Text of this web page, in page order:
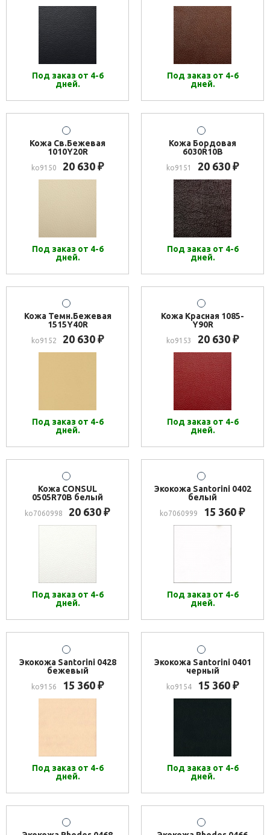
Под заказ от 4-6
дней.
Под заказ от 4-6
дней.
Кожа Св.Бежевая
1010Y20R
ko9150 20 630 ₽
Под заказ от 4-6
дней.
Кожа Бордовая
6030R10B
ko9151 20 630 ₽
Под заказ от 4-6
дней.
Кожа Темн.Бежевая
1515Y40R
ko9152 20 630 ₽
Под заказ от 4-6
дней.
Кожа Красная 1085-
Y90R
ko9153 20 630 ₽
Под заказ от 4-6
дней.
Кожа CONSUL
0505R70B белый
ko7060998 20 630 ₽
Под заказ от 4-6
дней.
Экокожа Santorini 0402
белый
ko7060999 15 360 ₽
Под заказ от 4-6
дней.
Экокожа Santorini 0428
бежевый
ko9156 15 360 ₽
Под заказ от 4-6
дней.
Экокожа Santorini 0401
черный
ko9154 15 360 ₽
Под заказ от 4-6
дней.